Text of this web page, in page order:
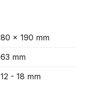
80 x 190 mm
63 mm
12 - 18 mm